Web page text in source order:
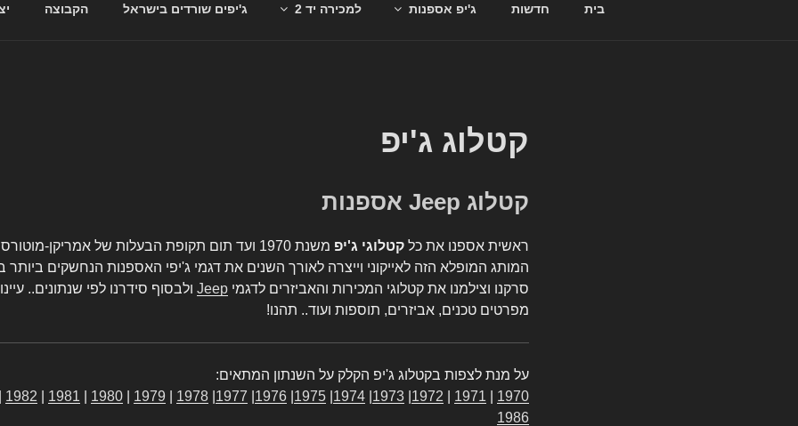
בית חדשות ג'יפ אספנות למכירה יד 2 ג'יפים שורדים בישראל הקבוצה
קטלוג ג'יפ
קטלוג Jeep אספנות
ראשית אספנו את כל קטלוגי ג'יפ
משנת 1970 ועד תום תקופת הבעלות של אמריקן-
המותג המופלא הזה לאייקוני וייצרה לאורך השנים את דגמי ג'יפי האספנות הנחשקים
סרקנו וצילמנו את קטלוגי המכירות והאביזרים לדגמי Jeep ולבסוף סידרנו לפי שנתונים..
מפרטים טכנים, אביזרים, תוספות ועוד.. תהנו!
על מנת לצפות בקטלוג ג'יפ הקלק על השנתון המתאים:
1970
1971
1972
1973
1974
1975
1976
1977
1978
1979
1980
1981
1982
1986